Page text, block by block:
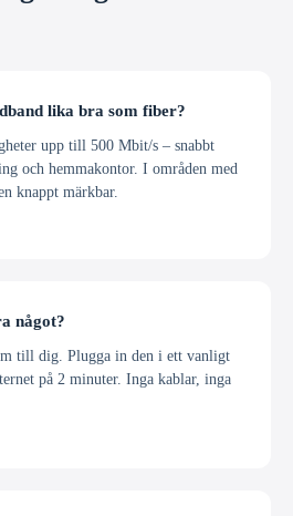
lika bra som fiber?
upp till 500 Mbit/s – snabbt
och hemmakontor. I områden med
knappt märkbar.
något?
till dig. Plugga in den i ett vanligt
på 2 minuter. Inga kablar, inga